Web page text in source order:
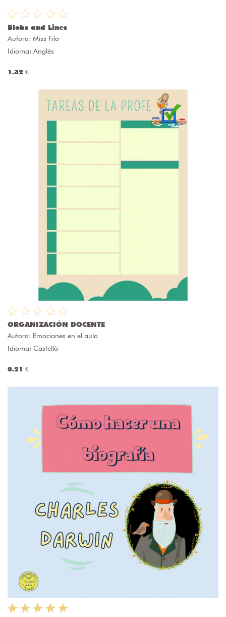
Blobs and Lines
Autora: Miss Filo
Idioma: Anglés
1.32 €
ORGANIZACIÓN DOCENTE
Autora: Emociones en el aula
Idioma: Castellà
0.21 €